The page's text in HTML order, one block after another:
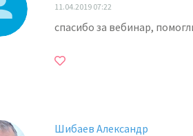
11.04.2019 07:22
спасибо за вебинар,
Шибаев Александр